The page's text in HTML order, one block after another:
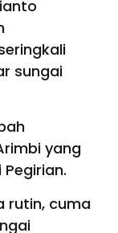
sungai
yang
rutin, cuma